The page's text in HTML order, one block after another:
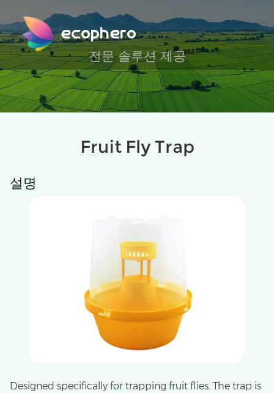
ecophero
전문 솔루션 제공
Fruit Fly Trap
설명
Designed specifically for trapping fruit flies. The trap is